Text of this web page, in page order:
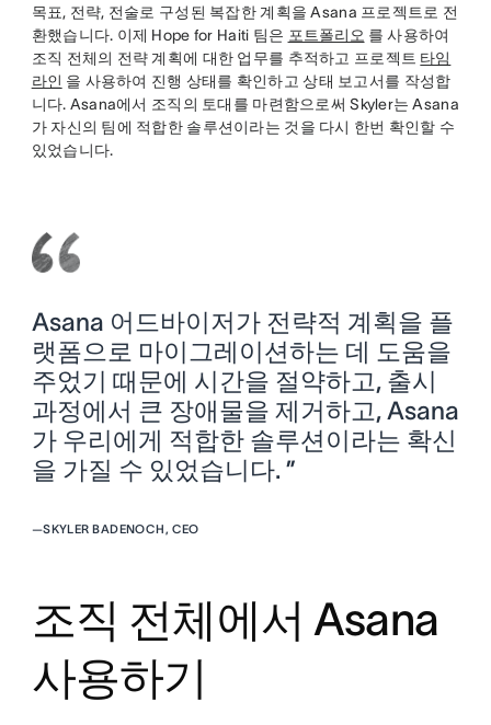
목표, 전략, 전술로 구성된 복잡한 계획을 Asana 프로젝트로 전
환했습니다. 이제 Hope for Haiti 팀은 포트폴리오 를 사용하여
조직 전체의 전략 계획에 대한 업무를 추적하고 프로젝트 타임
라인 을 사용하여 진행 상태를 확인하고 상태 보고서를 작성합
니다. Asana에서 조직의 토대를 마련함으로써 Skyler는 Asana
가 자신의 팀에 적합한 솔루션이라는 것을 다시 한번 확인할 수
있었습니다.
Asana 어드바이저가 전략적 계획을 플
랫폼으로 마이그레이션하는 데 도움을
주었기 때문에 시간을 절약하고, 출시
과정에서 큰 장애물을 제거하고, Asana
가 우리에게 적합한 솔루션이라는 확신
을 가질 수 있었습니다. ”
—SKYLER BADENOCH, CEO
조직 전체에서 Asana
사용하기